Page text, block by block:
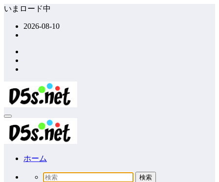
コ
ッ
プ
いまロード中
2026-08-10
ホーム